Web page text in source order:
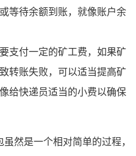
等待余额到账，就像账户余
支付一定的矿工费，如果矿
转账失败，可以适当提高矿
给快递员适当的小费以确保
然是一个相对简单的过程，